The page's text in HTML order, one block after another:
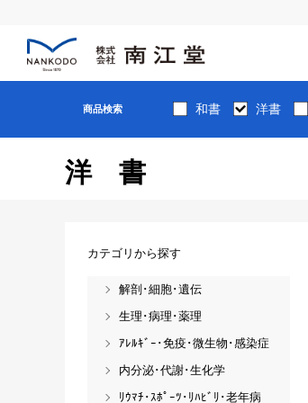
商品検索 和書 洋書
洋書
カテゴリから探す
解剖･細胞･遺伝
生理･病理･薬理
ｱﾚﾙｷﾞｰ･免疫･微生物･感染症
内分泌･代謝･生化学
ﾘｳﾏﾁ･ｽﾎﾟｰﾂ･ﾘﾊﾋﾞﾘ･老年病